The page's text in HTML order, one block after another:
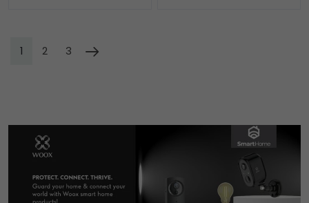
1 2 3